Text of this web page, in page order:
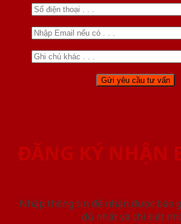
ĐĂNG KÝ NHẬN
Nhập thông tin để nhận được báo
đủ nhất và chi tiết